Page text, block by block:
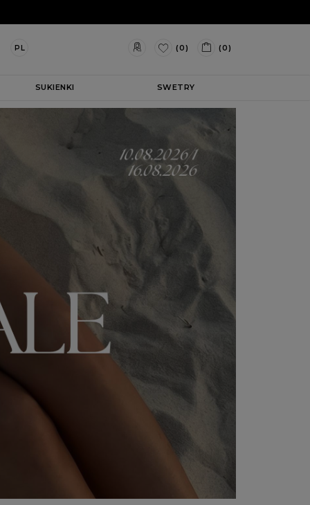
PL (0) (0)
SUKIENKI SWETRY